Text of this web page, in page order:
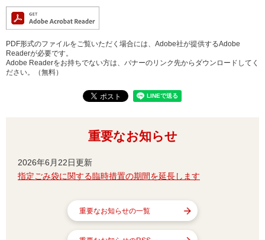
PDF形式のファイルをご覧いただく場合には、Adobe社が提供するAdobe
Readerが必要です。
Adobe Readerをお持ちでない方は、バナーのリンク先からダウンロードしてく
ださい。（無料）
重要なお知らせ
2026年6月22日更新
指定ごみ袋に関する臨時措置の期間を延長します
重要なお知らせの一覧